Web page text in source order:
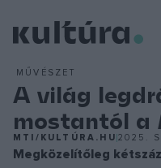
MŰVÉSZET
A világ
mostantól a
MTI/KULTÚRA.HU 2025.
Megközelítőleg